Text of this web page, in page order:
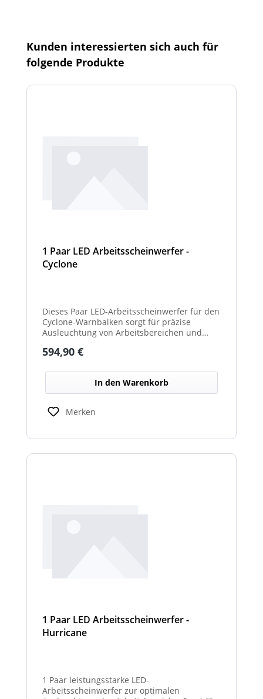
Produktgalerie überspringen
Kunden interessierten sich auch für
folgende Produkte
1 Paar LED Arbeitsscheinwerfer -
Cyclone
Dieses Paar LED-Arbeitsscheinwerfer für den
Cyclone-Warnbalken sorgt für präzise
Ausleuchtung von Arbeitsbereichen und
schlechten Lichtverhältnissen.
Regulärer Preis:
594,90 €
In den Warenkorb
Merken
1 Paar LED Arbeitsscheinwerfer -
Hurricane
1 Paar leistungsstarke LED-
Arbeitsscheinwerfer zur optimalen